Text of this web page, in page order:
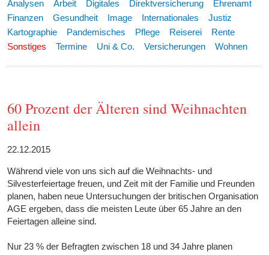
Analysen Arbeit Digitales Direktversicherung
Ehrenamt
Finanzen
Gesundheit Image Internationales
Justiz
Kartographie
Pandemisches Pflege Reiserei
Rente
Sonstiges
Termine Uni & Co. Versicherungen Wohnen
60 Prozent der Älteren sind Weihnachten
allein
22.12.2015
Während viele von uns sich auf die Weihnachts- und
Silvesterfeiertage freuen, und Zeit mit der Familie und Freunden
planen, haben neue Untersuchungen der britischen Organisation
AGE ergeben, dass die meisten Leute über 65 Jahre an den
Feiertagen alleine sind.
Nur 23 % der Befragten zwischen 18 und 34 Jahre planen